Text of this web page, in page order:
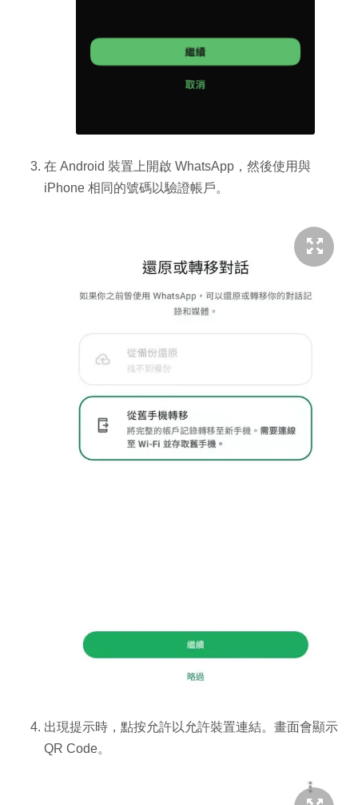
在 Android 裝置上開啟 WhatsApp，然後使用與
iPhone 相同的號碼以驗證帳戶。
出現提示時，點按允許以允許裝置連結。畫面會顯示
QR Code。